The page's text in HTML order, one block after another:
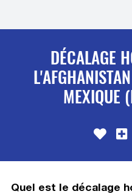
DÉCALAGE
MEXIQUE
Quel est le décalage